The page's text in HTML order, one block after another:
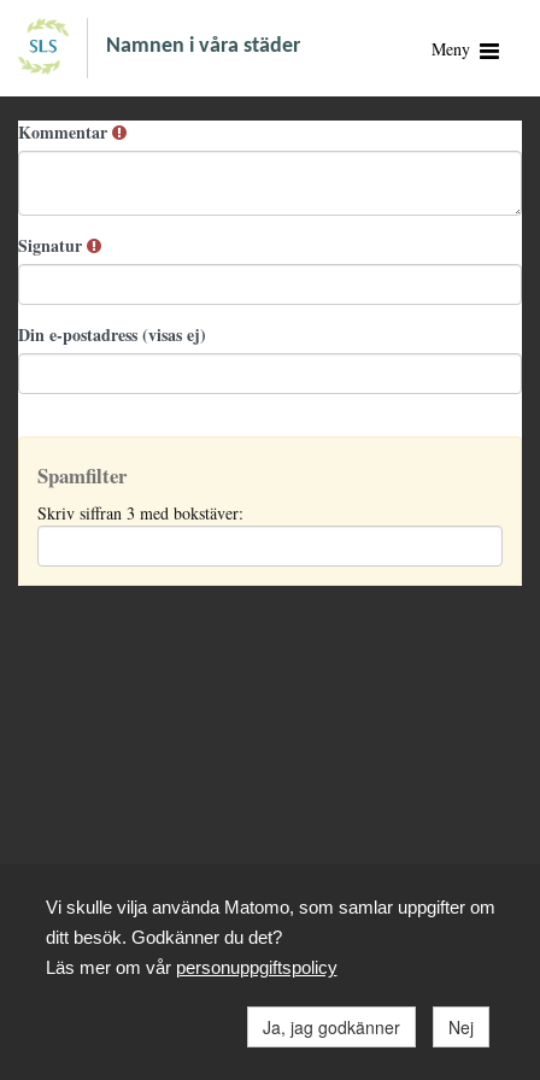
Namnen i våra städer Meny
Kommentar
Signatur
Din e-postadress (visas ej)
Spamfilter
Skriv siffran 3 med bokstäver:
Vi skulle vilja använda Matomo, som samlar uppgifter om
ditt besök. Godkänner du det?
Läs mer om vår personuppgiftspolicy
Ja, jag godkänner Nej